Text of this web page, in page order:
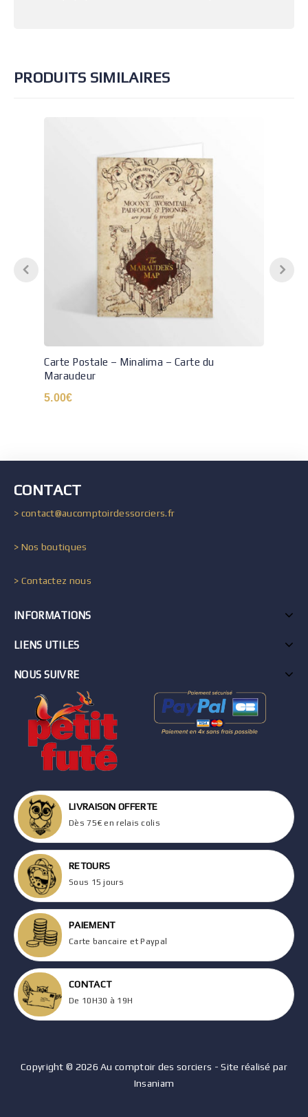
PRODUITS SIMILAIRES
Carte Postale – Minalima – Carte du
Maraudeur
5.00€
CONTACT
> contact@aucomptoirdessorciers.fr
> Nos boutiques
> Contactez nous
INFORMATIONS
LIENS UTILES
NOUS SUIVRE
LIVRAISON OFFERTE
Dès 75€ en relais colis
RETOURS
Sous 15 jours
PAIEMENT
Carte bancaire et Paypal
CONTACT
De 10H30 à 19H
Copyright © 2026 Au comptoir des sorciers - Site réalisé par
Insaniam